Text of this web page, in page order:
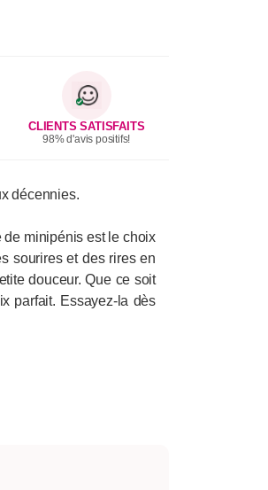
CLIENTS SATISFAITS
98% d'avis positifs!
décennies.
de minipénis est le choix
sourires et des rires en
douceur. Que ce soit
parfait. Essayez-la dès